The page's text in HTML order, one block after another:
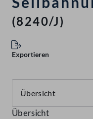
(8240/J)
Exportieren
Übersicht